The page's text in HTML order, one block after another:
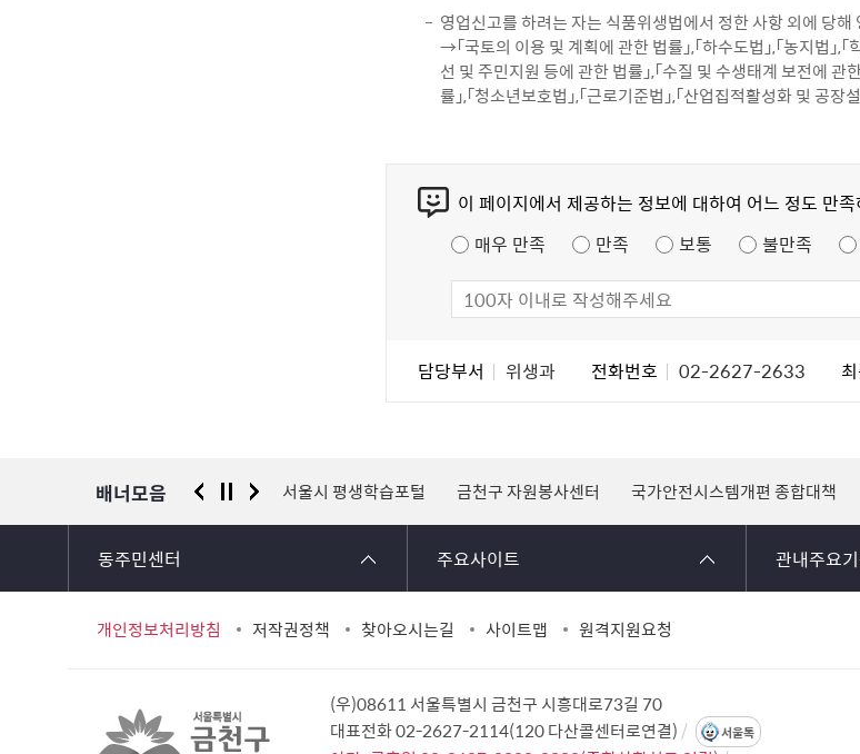
영업신고를 하려는 자는 식품위생법에서 정한 사항 외에 당
→「국토의 이용 및 계획에 관한 법률」,「하수도법」,「농지법」,
선 및 주민지원 등에 관한 법률」,「수질 및 수생태계 보전에 관
률」,「청소년보호법」,「근로기준법」,「산업집적활성화 및 공
이 페이지에서 제공하는 정보에 대하여 어느 정도 만
매우 만족
만족 보통 불만족
담당부서 위생과 전화번호 02-2627-2633
배너모음
경찰청 유실물 통합포털 서울시 평생학습포털 금천구 자원봉사센터 국가안전시스템개편 종합대책
동주민센터 주요사이트 관내주요
개인정보처리방침 저작권정책 찾아오시는길 사이트맵 원격지원요청
(우)08611 서울특별시 금천구 시흥대로73길 70
대표전화 02-2627-2114(120 다산콜센터로연결)
서울톡